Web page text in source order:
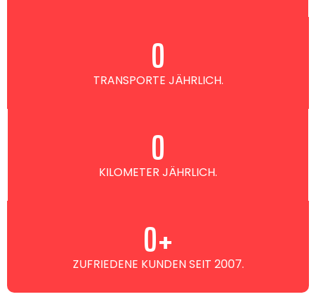
TRANSPORTE JÄHRLICH.
0
KILOMETER JÄHRLICH.
0
ZUFRIEDENE KUNDEN SEIT 2007.
0+